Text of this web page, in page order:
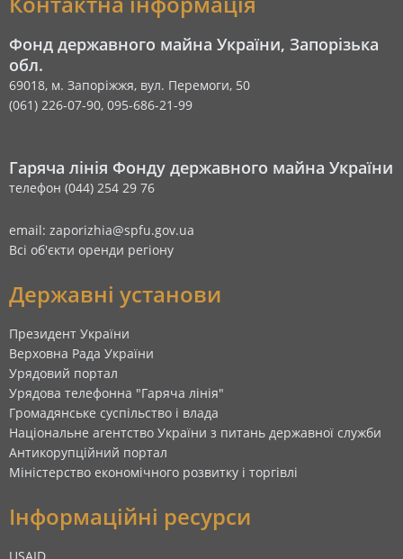
Фонд державного майна України, Запорізька
обл.
69018, м. Запоріжжя, вул. Перемоги, 50
(061) 226-07-90, 095-686-21-99
Гаряча лінія Фонду державного майна України
телефон (044) 254 29 76
email: zaporizhia@spfu.gov.ua
Всі об'єкти оренди регіону
Державні установи
Президент України
Верховна Рада України
Урядовий портал
Урядова телефонна "Гаряча лінія"
Громадянське суспільство і влада
Національне агентство України з питань державної служби
Антикорупційний портал
Міністерство економічного розвитку і торгівлі
Інформаційні ресурси